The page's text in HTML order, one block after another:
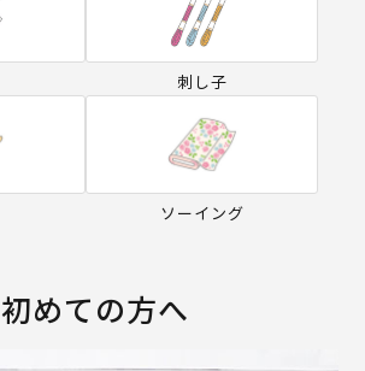
刺し子
ソーイング
初めての方へ